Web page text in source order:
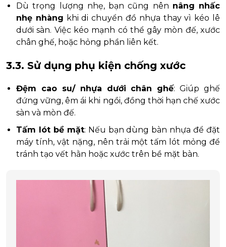
Dù trọng lượng nhẹ, bạn cũng nên nâng nhấc
nhẹ nhàng khi di chuyển đồ nhựa thay vì kéo lê
dưới sàn. Việc kéo mạnh có thể gây mòn đế, xước
chân ghế, hoặc hỏng phần liên kết.
3.3. Sử dụng phụ kiện chống xước
Đệm cao su/ nhựa dưới chân ghế: Giúp ghế
đứng vững, êm ái khi ngồi, đồng thời hạn chế xước
sàn và mòn đế.
Tấm lót bề mặt: Nếu bạn dùng bàn nhựa để đặt
máy tính, vật nặng, nên trải một tấm lót mỏng để
tránh tạo vết hằn hoặc xước trên bề mặt bàn.